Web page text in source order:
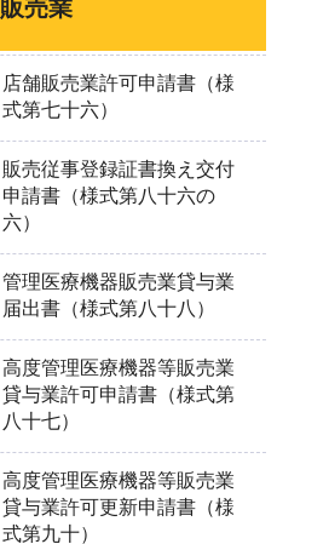
販売業
店舗販売業許可申請書（様
式第七十六）
販売従事登録証書換え交付
申請書（様式第八十六の
六）
管理医療機器販売業貸与業
届出書（様式第八十八）
高度管理医療機器等販売業
貸与業許可申請書（様式第
八十七）
高度管理医療機器等販売業
貸与業許可更新申請書（様
式第九十）